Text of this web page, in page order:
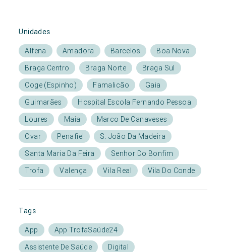
Unidades
Alfena Amadora Barcelos
Boa Nova
Braga Centro
Braga Norte
Braga Sul
Coge (Espinho)
Famalicão
Gaia
Guimarães
Hospital Escola Fernando Pessoa
Loures
Maia
Marco De Canaveses
Ovar
Penafiel
S. João Da Madeira
Santa Maria Da Feira
Senhor Do Bonfim
Trofa
Valença Vila Real Vila Do Conde
Tags
App
App TrofaSaúde24
Assistente De Saúde
Digital